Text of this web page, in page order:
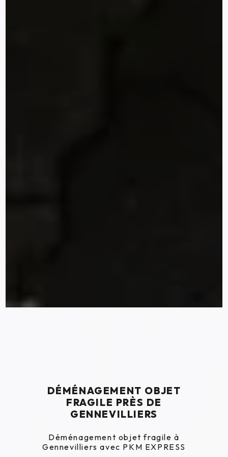
DÉMÉNAGEMENT OBJET
FRAGILE PRÈS DE
GENNEVILLIERS
Déménagement objet fragile à
Gennevilliers avec PKM EXPRESS